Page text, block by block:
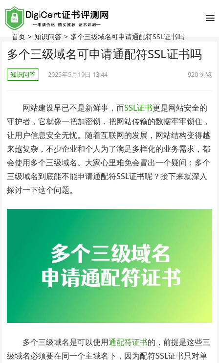
首页 > 知识问答 > 多个三级域名可申请通配符SSL证书吗
多个三级域名可申请通配符SSL证书吗
知识问答 2025年5月19日 13:44 920浏览
网站建设早已不是新鲜事，而SSL证书更是网站安全的
守护者，它就像一把加密锁，把网站传输的数据牢牢锁住，
让用户信息安全无忧。随着互联网的发展，网站结构变得越
来越复杂，不少企业和个人为了满足多样化的业务需求，都
会使用多个三级域名。大家心里难免会冒出一个疑问：多个
三级域名到底能不能申请通配符SSL证书呢？接下来就深入
探讨一下这个问题。​
多个三级域名是可以使用通配符证书的，前提是这些三
级域名必须要在同一个主域名下，因为配符SSL证书只对单